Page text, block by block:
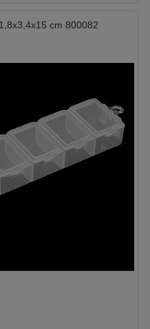
cm 800082